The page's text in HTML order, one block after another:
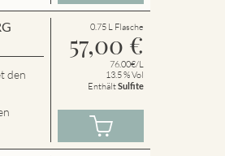
den
0.75 L Flasche
57,00 €
76.00€/L
13.5 % Vol
EnthältSulfite